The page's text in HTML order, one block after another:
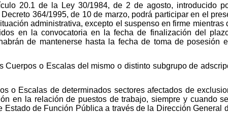
20.1 de la Ley 30/1984, de 2 de agosto, introducido
364/1995, de 10 de marzo, podrá participar en el
administrativa, excepto el suspenso en firme mientras
en la convocatoria en la fecha de finalización del
de mantenerse hasta la fecha de toma de posesión
o Escalas del mismo o distinto subgrupo de
o Escalas de determinados sectores afectados de
en la relación de puestos de trabajo, siempre y cuando
de Función Pública a través de la Dirección General